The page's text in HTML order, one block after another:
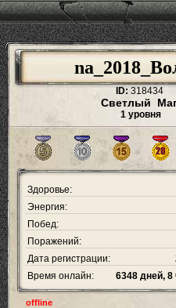
ID: 318434
Светлый
1 уровня
Здоровье:
Энергия:
Побед:
Поражений:
Дата регистрации:
Время онлайн:
6348 дней,
offline